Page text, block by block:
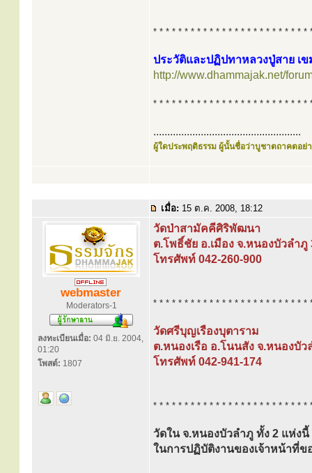
* * * * * * * * * * * * * * * * * * * * * * * * *
ประวัติและปฏิปทาหลวงปู่สาย เ
http://www.dhammajak.net/
* * * * * * * * * * * * * * * * * * * * * * * * *
.....................................................
ผู้ใดประพฤติธรรม ผู้นั้นชื่อว่าบูชาตถาคตอย่า
เมื่อ: 15 ต.ค. 2008, 18:12
webmaster
Moderators-1
ลงทะเบียนเมื่อ: 04 มิ.ย. 2004,
01:20
โพสต์: 1807
วัดป่าสามัคคีศิริพัฒนา
ต.โพธิ์ชัย อ.เมือง จ.หนองบัวลำภู
โทรศัพท์ 042-260-900
* * * * * * * * * * * * * * * * * * * * * * * * *
วัดศรีบุญเรืองบุตาราม
ต.หนองเรือ อ.โนนสัง จ.หนองบัว
โทรศัพท์ 042-941-174
* * * * * * * * * * * * * * * * * * * * * * * * *
วัดใน จ.หนองบัวลำภู ทั้ง 2 แห่ง
ในการปฏิบัติงานของเจ้าหน้าที่